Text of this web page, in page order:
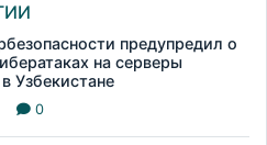
предупредил о
на серверы
Узбекистане
0